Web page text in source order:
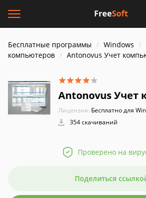
Бесплатные программы Windows
компьютеров
Antonovus Учет
Antonovus Учет
Лицензия: Бесплатно для
354 скачиваний
Проверено на
Поделиться